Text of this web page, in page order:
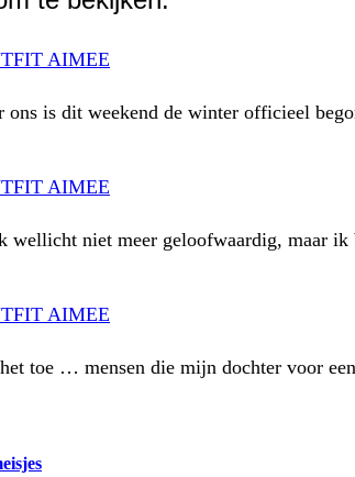
AIMEE
is dit weekend de winter officieel
AIMEE
niet meer geloofwaardig, maar
AIMEE
toe … mensen die mijn dochter voor